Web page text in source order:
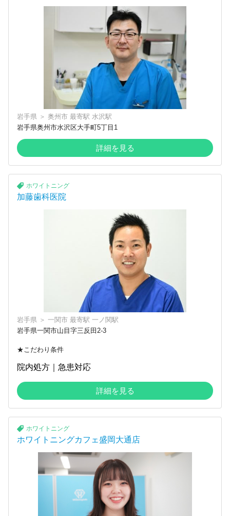
岩手県 ＞ 奥州市 最寄駅 水沢駅
岩手県奥州市水沢区大手町5丁目1
詳細を見る
ホワイトニング
加藤歯科医院
岩手県 ＞ 一関市 最寄駅 一ノ関駅
岩手県一関市山目字三反田2-3
★こだわり条件
院内処方｜急患対応
詳細を見る
ホワイトニング
ホワイトニングカフェ盛岡大通店